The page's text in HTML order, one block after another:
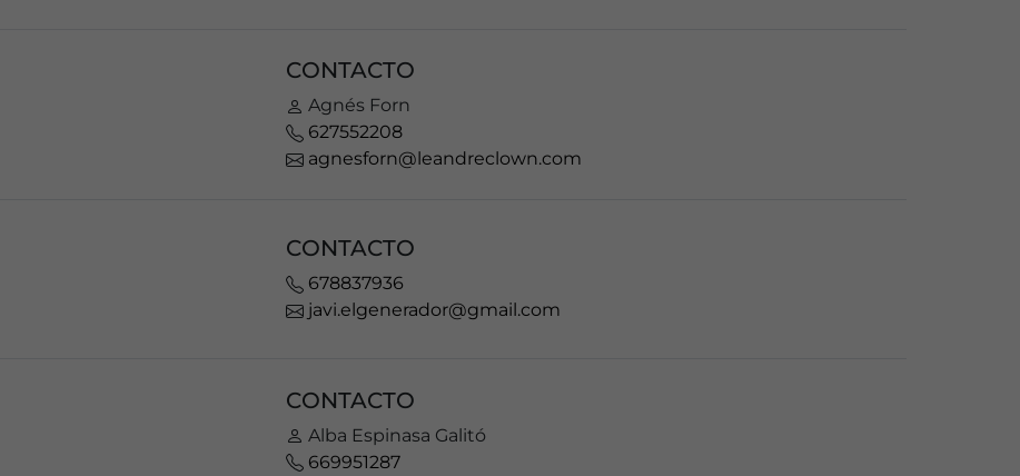
CONTACTO
Agnés Forn
627552208
agnesforn@leandreclown.com
CONTACTO
678837936
javi.elgenerador@gmail.com
CONTACTO
Alba Espinasa Galitó
669951287